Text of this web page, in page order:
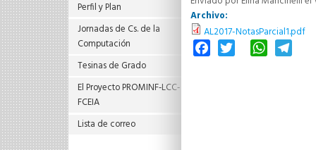
Perfil y Plan
Jornadas de Cs. de la
Computación
Tesinas de Grado
El Proyecto PROMINF‐LCC‐
FCEIA
Lista de correo
Archivo:
AL2017-NotasParcial1.pdf
FacebookTwitter WhatsApp